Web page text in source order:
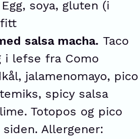
soya, gluten (i
salsa macha. Taco
i lefse fra Como
jalamenomayo, pico
spicy salsa
Totopos og pico
Allergener: